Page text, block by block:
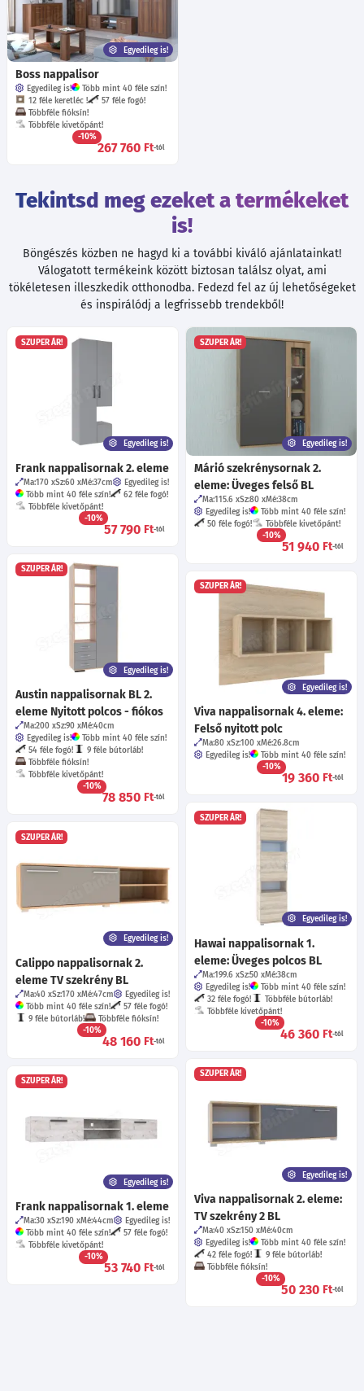
Egyedileg is!
Boss nappalisor
Egyedileg is!
Több mint 40 féle szín!
12 féle keretléc !
57 féle fogó!
Többféle fióksín!
Többféle kivetőpánt!
-10%
267 760 Ft-tól
Tekintsd meg ezeket a termékeket
is!
Böngészés közben ne hagyd ki a további kiváló ajánlatainkat!
Válogatott termékeink között biztosan találsz olyat, ami
tökéletesen illeszkedik otthonodba. Fedezd fel az új lehetőségeket
és inspirálódj a legfrissebb trendekből!
SZUPER ÁR!
Egyedileg is!
Frank nappalisornak 2. eleme
Ma:170 Sz:60 Mé:37cm
Egyedileg is!
Több mint 40 féle szín!
62 féle fogó!
Többféle kivetőpánt!
-10%
57 790 Ft-tól
SZUPER ÁR!
Egyedileg is!
Márió szekrénysornak 2.
eleme: Üveges felső BL
Ma:115.6 Sz:80 Mé:38cm
Egyedileg is!
Több mint 40 féle szín!
50 féle fogó!
Többféle kivetőpánt!
-10%
51 940 Ft-tól
SZUPER ÁR!
Egyedileg is!
Austin nappalisornak BL 2.
eleme Nyitott polcos - fiókos
Ma:200 Sz:90 Mé:40cm
Egyedileg is!
Több mint 40 féle szín!
54 féle fogó!
9 féle bútorláb!
Többféle fióksín!
Többféle kivetőpánt!
-10%
78 850 Ft-tól
SZUPER ÁR!
Egyedileg is!
Viva nappalisornak 4. eleme:
Felső nyitott polc
Ma:80 Sz:100 Mé:26.8cm
Egyedileg is!
Több mint 40 féle szín!
-10%
19 360 Ft-tól
SZUPER ÁR!
Egyedileg is!
Hawai nappalisornak 1.
eleme: Üveges polcos BL
Ma:199.6 Sz:50 Mé:38cm
Egyedileg is!
Több mint 40 féle szín!
32 féle fogó!
Többféle bútorláb!
Többféle kivetőpánt!
-10%
46 360 Ft-tól
SZUPER ÁR!
Egyedileg is!
Calippo nappalisornak 2.
eleme TV szekrény BL
Ma:40 Sz:170 Mé:47cm
Egyedileg is!
Több mint 40 féle szín!
57 féle fogó!
9 féle bútorláb!
Többféle fióksín!
-10%
48 160 Ft-tól
SZUPER ÁR!
Egyedileg is!
Viva nappalisornak 2. eleme:
TV szekrény 2 BL
Ma:40 Sz:150 Mé:40cm
Egyedileg is!
Több mint 40 féle szín!
42 féle fogó!
9 féle bútorláb!
Többféle fióksín!
-10%
50 230 Ft-tól
SZUPER ÁR!
Egyedileg is!
Frank nappalisornak 1. eleme
Ma:30 Sz:190 Mé:44cm
Egyedileg is!
Több mint 40 féle szín!
57 féle fogó!
Többféle kivetőpánt!
-10%
53 740 Ft-tól